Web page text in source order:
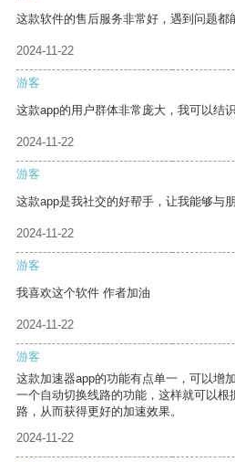
这款软件的售后服务非常好，遇到问题都
2024-11-22
游客
这款app的用户群体非常庞大，我可以结
2024-11-22
游客
这款app是我社交的好帮手，让我能够与
2024-11-22
游客
我喜欢这个软件 作者加油
2024-11-22
游客
这款加速器app的功能有点单一，可以增
一个自动切换线路的功能，这样就可以
路，从而获得更好的加速效果。
2024-11-22